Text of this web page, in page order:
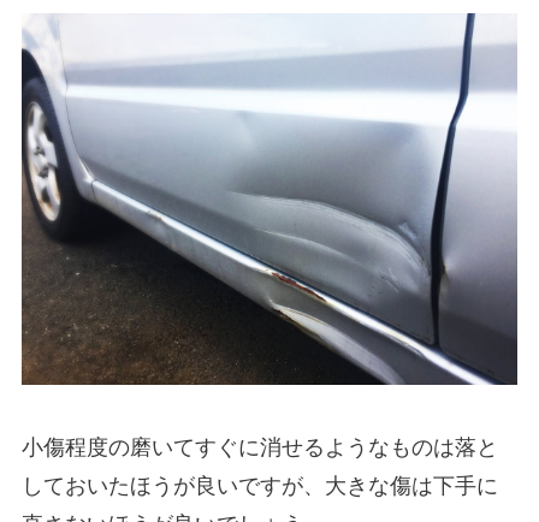
小傷程度の磨いてすぐに消せるようなものは落と
しておいたほうが良いですが、大きな傷は下手に